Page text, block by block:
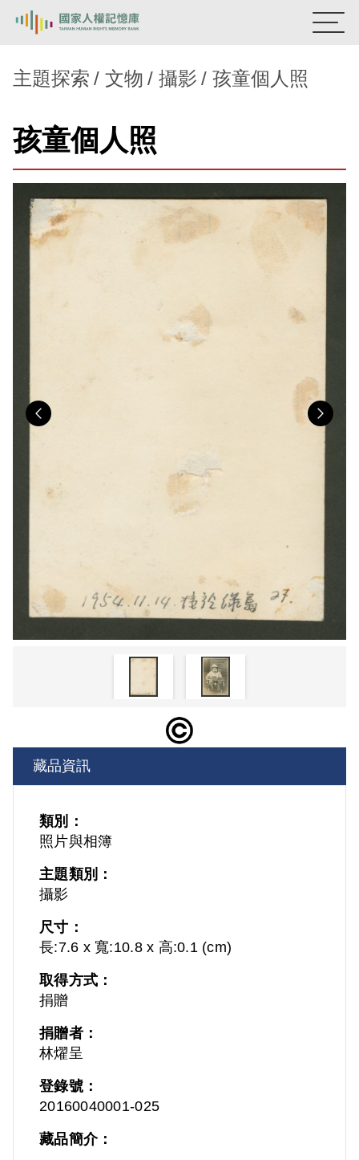
新生訓導處
蛋殼畫
主題探索
背景知識
關於我們
主題探索 文物 攝影 孩童個人照
孩童個人照
藏品資訊
類別：
照片與相簿
主題類別：
攝影
尺寸：
長:7.6 x 寬:10.8 x 高:0.1 (cm)
取得方式：
捐贈
捐贈者：
林燿呈
登錄號：
20160040001-025
藏品簡介：